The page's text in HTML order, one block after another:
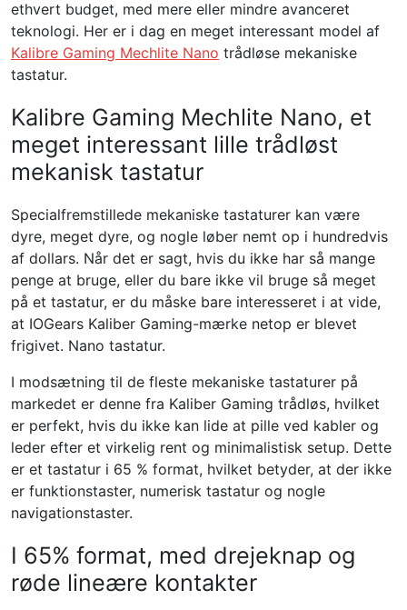
ethvert budget, med mere eller mindre avanceret
teknologi. Her er i dag en meget interessant model af
Kalibre Gaming Mechlite Nano trådløse mekaniske
tastatur.
Kalibre Gaming Mechlite Nano, et
meget interessant lille trådløst
mekanisk tastatur
Specialfremstillede mekaniske tastaturer kan være
dyre, meget dyre, og nogle løber nemt op i hundredvis
af dollars. Når det er sagt, hvis du ikke har så mange
penge at bruge, eller du bare ikke vil bruge så meget
på et tastatur, er du måske bare interesseret i at vide,
at IOGears Kaliber Gaming-mærke netop er blevet
frigivet. Nano tastatur.
I modsætning til de fleste mekaniske tastaturer på
markedet er denne fra Kaliber Gaming trådløs, hvilket
er perfekt, hvis du ikke kan lide at pille ved kabler og
leder efter et virkelig rent og minimalistisk setup. Dette
er et tastatur i 65 % format, hvilket betyder, at der ikke
er funktionstaster, numerisk tastatur og nogle
navigationstaster.
I 65% format, med drejeknap og
røde lineære kontakter